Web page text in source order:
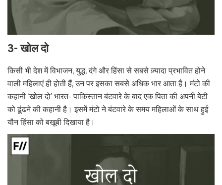
3- खोल दो
किसी भी देश में विभाजन, युद्ध, दंगे और हिंसा से सबसे ज़्यादा प्रभावित होने
वाली महिलाएं ही होती हैं, उन पर इसका सबसे अधिक भार आता है। मंटो की
कहानी ‘खोल दो’ भारत- पाकिस्तान बंटवारे के बाद एक पिता की अपनी बेटी
को ढूंढने की कहानी है। इसमें मंटो ने बंटवारे के समय महिलाओं के साथ हुई
यौन हिंसा को बखूबी दिखाया है।